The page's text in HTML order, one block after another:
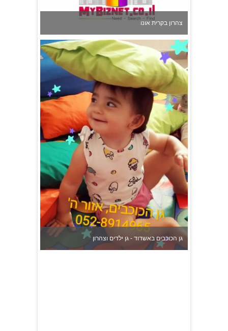
גן הכוכבים באשדוד - גן ילדים וצהרון